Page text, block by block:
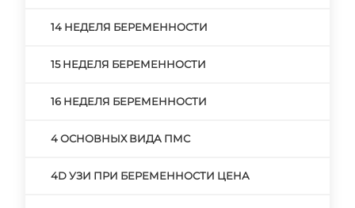
14 НЕДЕЛЯ БЕРЕМЕННОСТИ
15 НЕДЕЛЯ БЕРЕМЕННОСТИ
16 НЕДЕЛЯ БЕРЕМЕННОСТИ
4 ОСНОВНЫХ ВИДА ПМС
4D УЗИ ПРИ БЕРЕМЕННОСТИ ЦЕНА